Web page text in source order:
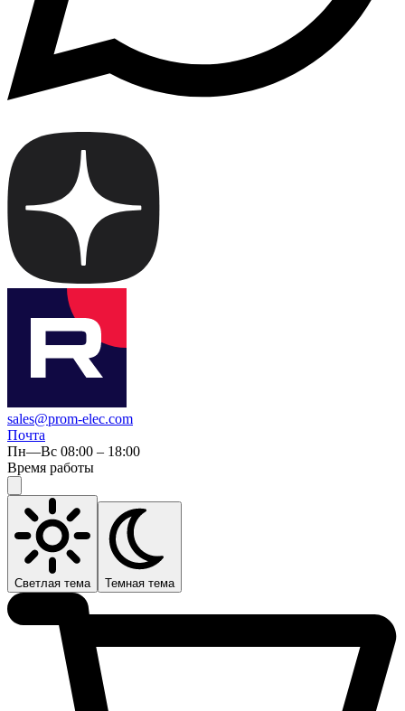
sales@prom-elec.com
Почта
Пн—Вс 08:00 – 18:00
Время работы
Светлая тема Темная тема